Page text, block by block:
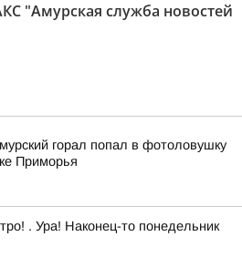
"Амурская служба новостей
горал попал в фотоловушку
Приморья
. Ура! Наконец-то понедельник